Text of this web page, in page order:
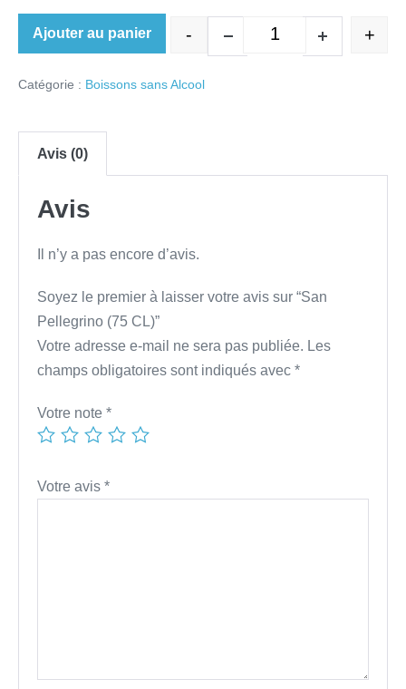
quantité de San
- +
Ajouter au panier
Catégorie : Boissons sans Alcool
Avis (0)
Avis
Il n’y a pas encore d’avis.
Soyez le premier à laisser votre avis sur “San
Pellegrino (75 CL)”
Votre adresse e-mail ne sera pas publiée. Les
champs obligatoires sont indiqués avec *
Votre note *
Votre avis *